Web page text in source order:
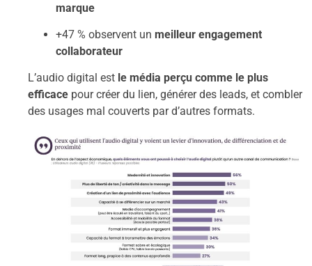
marque
+47 % observent un meilleur engagement
collaborateur
L’audio digital est le média perçu comme le plus
efficace pour créer du lien, générer des leads, et combler
des usages mal couverts par d’autres formats.